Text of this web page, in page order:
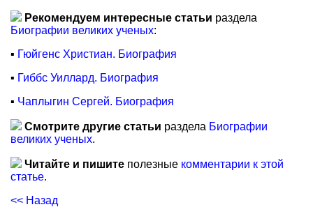
Рекомендуем интересные статьи раздела
Биографии великих ученых:
▪ Гюйгенс Христиан. Биография
▪ Гиббс Уиллард. Биография
▪ Чаплыгин Сергей. Биография
Смотрите другие статьи раздела Биографии
великих ученых.
Читайте и пишите полезные комментарии к этой
статье.
<< Назад